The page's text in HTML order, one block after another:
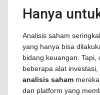
Hanya
Analisis saham
yang hanya bisa
bidang keuangan.
beberapa alat
analisis saham
dan platform yang